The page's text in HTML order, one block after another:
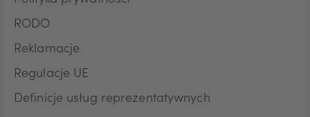
RODO
Reklamacje
Regulacje UE
Definicje usług reprezentatywnych